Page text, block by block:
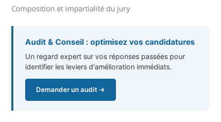
Composition et impartialité du jury
Audit & Conseil : optimisez vos candidatures
Un regard expert sur vos réponses passées pour
identifier les leviers d'amélioration immédiats.
Demander un audit →